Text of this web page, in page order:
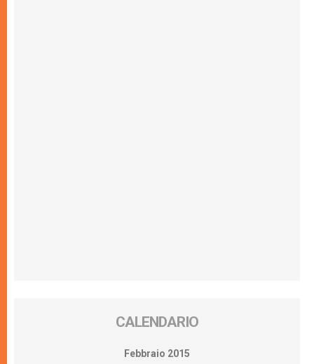
CALENDARIO
Febbraio 2015